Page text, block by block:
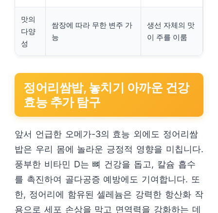
맛의
다양
성
쌈장에 따라 무한 변주 가
능
생선 자체의 맛
이 주를 이룸
정어리쌈밥, 놓치기 아까운 건강
효능 추가 탐구
앞서 언급한 오메가-3의 효능 외에도 정어리쌈
밥은 우리 몸에 놀라운 긍정적 영향을 미칩니다.
풍부한 비타민 D는 뼈 건강을 돕고, 칼슘 흡수
를 촉진하여 골다공증 예방에도 기여합니다. 또
한, 정어리에 함유된 셀레늄은 강력한 항산화 작
용으로 세포 손상을 막고 면역력을 강화하는 데